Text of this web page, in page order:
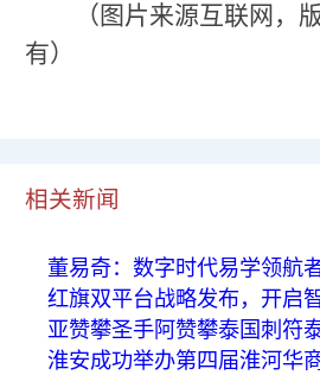
（图片来源互联网，版
有）
相关新闻
董易奇：数字时代易学领航
红旗双平台战略发布，开启
亚赞攀圣手阿赞攀泰国刺符
淮安成功举办第四届淮河华